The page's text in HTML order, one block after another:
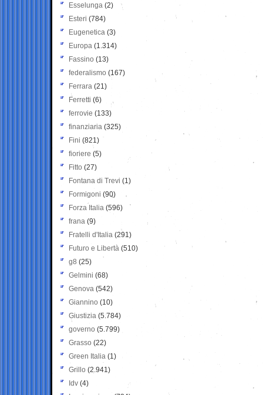
Esselunga (2)
Esteri (784)
Eugenetica (3)
Europa (1.314)
Fassino (13)
federalismo (167)
Ferrara (21)
Ferretti (6)
ferrovie (133)
finanziaria (325)
Fini (821)
fioriere (5)
Fitto (27)
Fontana di Trevi (1)
Formigoni (90)
Forza Italia (596)
frana (9)
Fratelli d'Italia (291)
Futuro e Libertà (510)
g8 (25)
Gelmini (68)
Genova (542)
Giannino (10)
Giustizia (5.784)
governo (5.799)
Grasso (22)
Green Italia (1)
Grillo (2.941)
Idv (4)